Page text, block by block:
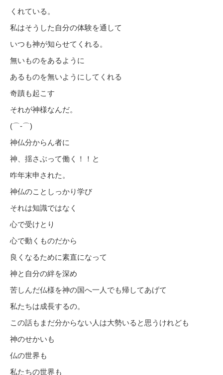
くれている。
私はそうした自分の体験を通して
いつも神が知らせてくれる。
無いものをあるように
あるものを無いようにしてくれる
奇蹟も起こす
それが神様なんだ。
(⌒‐⌒)
神仏分からん者に
神、揺さぶって働く！！と
咋年末申された。
神仏のことしっかり学び
それは知識ではなく
心で受けとり
心で動くものだから
良くなるために素直になって
神と自分の絆を深め
苦しんだ仏様を神の国へ一人でも帰してあげて
私たちは成長するの。
この話もまだ分からない人は大勢いると思うけれども
神のせかいも
仏の世界も
私たちの世界も